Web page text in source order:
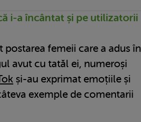
i-a încântat și pe utilizatorii
postarea femeii care a adus în
avut cu tatăl ei, numeroși
și-au exprimat emoțiile și
exemple de comentarii